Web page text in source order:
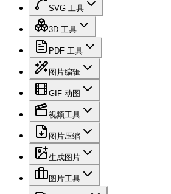
SVG 工具
3D 工具
PDF 工具
图片编辑
GIF 动图
视频工具
图片压缩
生成图片
图片工具